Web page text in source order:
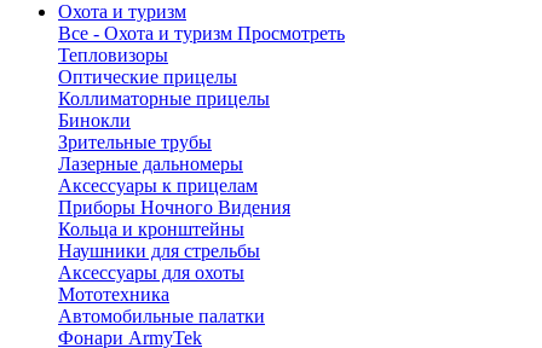
Охота и туризм
Все - Охота и туризм Просмотреть
Тепловизоры
Оптические прицелы
Коллиматорные прицелы
Бинокли
Зрительные трубы
Лазерные дальномеры
Аксессуары к прицелам
Приборы Ночного Видения
Кольца и кронштейны
Наушники для стрельбы
Аксессуары для охоты
Мототехника
Автомобильные палатки
Фонари ArmyTek